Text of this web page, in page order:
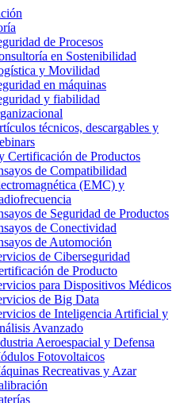
de Procesos
en Sostenibilidad
y Movilidad
en máquinas
y fiabilidad
técnicos, descargables y
Certificación de Productos
de Compatibilidad
(EMC) y
de Seguridad de Productos
de Conectividad
de Automoción
de Ciberseguridad
de Producto
para Dispositivos Médicos
de Big Data
de Inteligencia Artificial y
Avanzado
Aeroespacial y Defensa
Fotovoltaicos
Recreativas y Azar